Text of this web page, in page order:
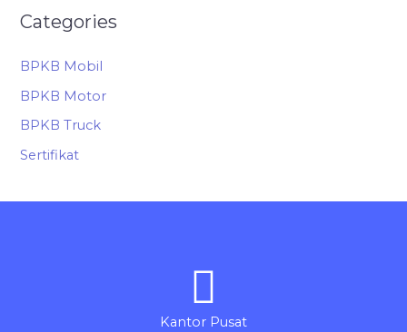
Categories
BPKB Mobil
BPKB Motor
BPKB Truck
Sertifikat
Kantor Pusat